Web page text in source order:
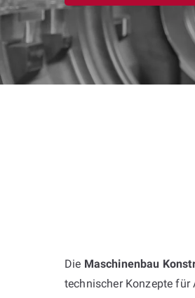
Die Maschinenbau
technischer Konzepte für